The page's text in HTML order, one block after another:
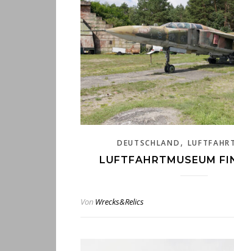
DEUTSCHLAND ,
LUFTFAHRTMUSEUM
Von Wrecks&Relics